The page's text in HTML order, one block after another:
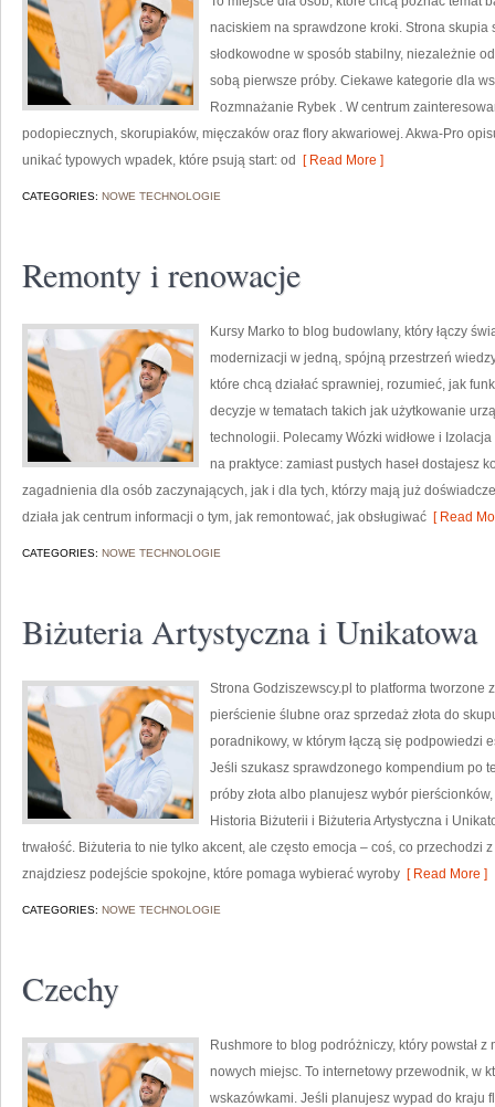
naciskiem na sprawdzone kroki. Strona skupia
słodkowodne w sposób stabilny, niezależnie
sobą pierwsze próby. Ciekawe kategorie dla
Rozmnażanie Rybek . W centrum
podopiecznych, skorupiaków, mięczaków oraz flory akwariowej. Akwa-Pro
unikać typowych wpadek, które psują start: od
[ Read More ]
CATEGORIES: NOWE TECHNOLOGIE
Remonty i renowacje
Kursy Marko to blog budowlany, który łączy
modernizacji w jedną, spójną przestrzeń
które chcą działać sprawniej, rozumieć, jak
decyzje w tematach takich jak użytkowanie
technologii. Polecamy Wózki widłowe i
na praktyce: zamiast pustych haseł dostajesz
zagadnienia dla osób zaczynających, jak i dla tych, którzy mają już
działa jak centrum informacji o tym, jak remontować, jak obsługiwać [ Read
CATEGORIES: NOWE TECHNOLOGIE
Biżuteria Artystyczna i Unikatowa
Strona Godziszewscy.pl to platforma tworzone
pierścienie ślubne oraz sprzedaż złota do
poradnikowy, w którym łączą się podpowiedzi
Jeśli szukasz sprawdzonego kompendium po
próby złota albo planujesz wybór
Historia Biżuterii i Biżuteria Artystyczna i
trwałość. Biżuteria to nie tylko akcent, ale często emocja – coś, co
znajdziesz podejście spokojne, które pomaga wybierać wyroby [ Read More ]
CATEGORIES: NOWE TECHNOLOGIE
Czechy
Rushmore to blog podróżniczy, który powstał
nowych miejsc. To internetowy przewodnik, w
wskazówkami. Jeśli planujesz wypad do kraju